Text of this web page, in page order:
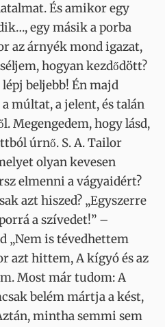
És amikor egy
egy másik a porba
az árnyék mond igazat,
hogyan kezdődött?
beljebb! Én majd
múltat, a jelent, és talán
Megengedem, hogy lásd,
úrnő. S. A. Tailor
olyan kevesen
elmenni a vágyaidért?
azt hiszed? „Egyszerre
a szívedet!” –
„Nem is tévedhettem
azt hittem, A kígyó és az
Most már tudom: A
belém mártja a kést,
mintha semmi sem